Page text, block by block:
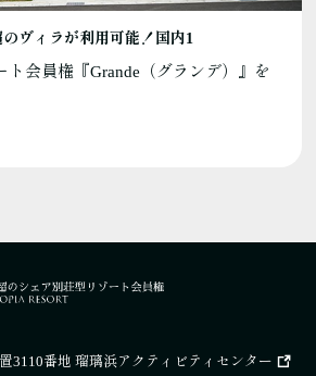
のヴィラが利用可能！国内1
ト会員権『Grande（グランデ）』を
3110番地 瑠璃浜アクティビティセンター